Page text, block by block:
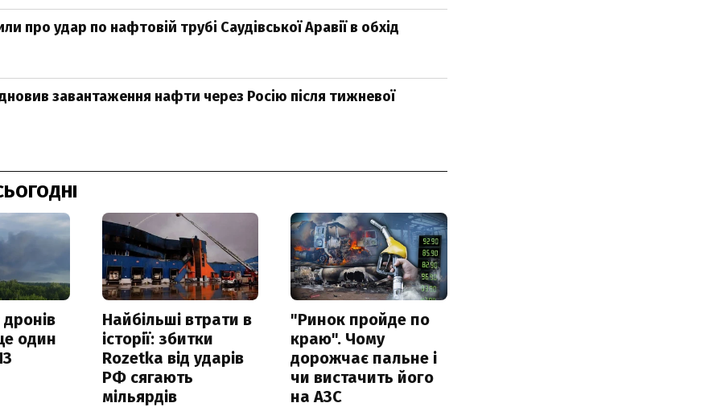
про удар по нафтовій трубі Саудівської Аравії в обхід
завантаження нафти через Росію після тижневої
один
Найбільші втрати в
історії: збитки
Rozetka від ударів
РФ сягають
мільярдів
"Ринок пройде по
краю". Чому
дорожчає пальне і
чи вистачить його
на АЗС